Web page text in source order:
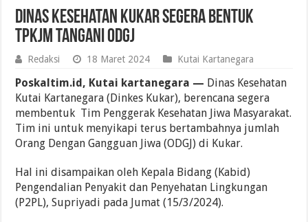
Dinas Kesehatan Kukar Segera Bentuk
TPKJM Tangani ODGJ
Redaksi 18 Maret 2024 Kutai Kartanegara
Poskaltim.id, Kutai kartanegara — Dinas Kesehatan
Kutai Kartanegara (Dinkes Kukar), berencana segera
membentuk Tim Penggerak Kesehatan Jiwa Masyarakat.
Tim ini untuk menyikapi terus bertambahnya jumlah
Orang Dengan Gangguan Jiwa (ODGJ) di Kukar.
Hal ini disampaikan oleh Kepala Bidang (Kabid)
Pengendalian Penyakit dan Penyehatan Lingkungan
(P2PL), Supriyadi pada Jumat (15/3/2024).